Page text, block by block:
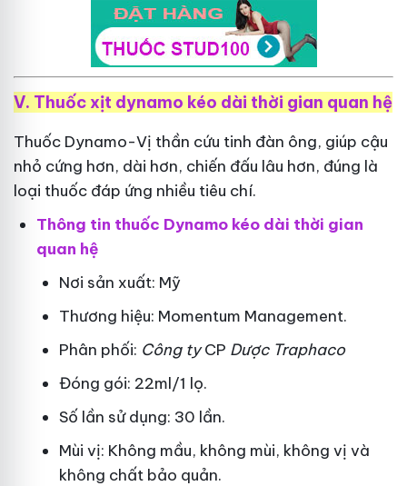
V. Thuốc xịt dynamo kéo dài thời gian quan hệ
Thuốc Dynamo-Vị thần cứu tinh đàn ông, giúp cậu
nhỏ cứng hơn, dài hơn, chiến đấu lâu hơn, đúng là
loại thuốc đáp ứng nhiều tiêu chí.
Thông tin thuốc Dynamo kéo dài thời gian
quan hệ
Nơi sản xuất: Mỹ
Thương hiệu: Momentum Management.
Phân phối: Công tyCP Dược Traphaco
Đóng gói: 22ml/1 lọ.
Số lần sử dụng: 30 lần.
Mùi vị: Không mầu, không mùi, không vị và
không chất bảo quản.